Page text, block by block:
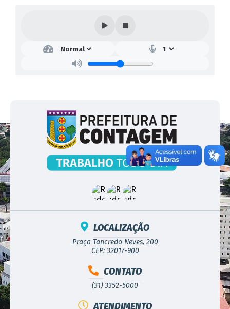
LOCALIZAÇÃO
Praça Tancredo Neves, 200
CEP: 32017-900
CONTATO
(31) 3352-5000
ATENDIMENTO